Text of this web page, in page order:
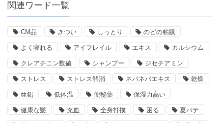
関連ワード一覧
CM品 きつい しっとり のどの粘膜
よく寝れる アイフレイル エキス カルシウム
クレアチニン数値 シャンプー ジセチアミン
ストレス ストレス解消 ネバネバエキス 乾燥
亜鉛 低体温 便秘薬 保湿力高い
健康な髪 充血 全身打撲 困る 夏バテ